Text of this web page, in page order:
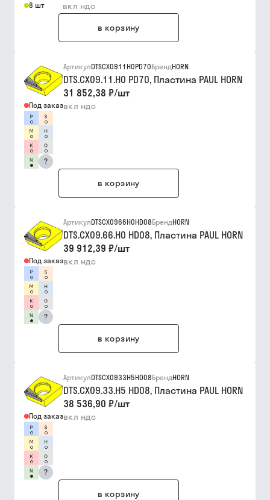
8 шт
вкл ндс
в корзину
Под заказ
?
АртикулDTSCX0911H0PD70БрендHORN
DTS.CX09.11.H0 PD70, Пластина PAUL HORN
31 852,38 ₽/шт
вкл ндс
в корзину
Под заказ
?
АртикулDTSCX0966H0HD08БрендHORN
DTS.CX09.66.H0 HD08, Пластина PAUL HORN
39 912,39 ₽/шт
вкл ндс
в корзину
Под заказ
?
АртикулDTSCX0933H5HD08БрендHORN
DTS.CX09.33.H5 HD08, Пластина PAUL HORN
38 536,90 ₽/шт
вкл ндс
в корзину